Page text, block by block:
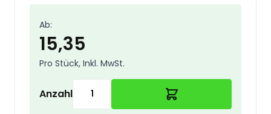
Ab:
15,35
Pro Stück, Inkl. MwSt.
Anzahl